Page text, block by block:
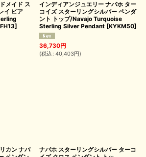
メイド ス
イ ピア
]
インディアンジュエリー ナバホ ター
コイズ スターリングシルバー ペンダ
ント トップ/Navajo Turquoise
Sterling Silver Pendant [KYKM50]
36,730円
(税込 : 40,403円)
カン ナバ
ナバホ スターリングシルバー ターコ